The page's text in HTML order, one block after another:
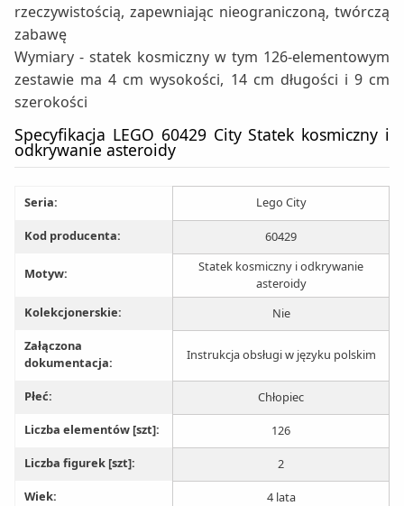
rzeczywistością, zapewniając nieograniczoną, twórczą
zabawę
Wymiary - statek kosmiczny w tym 126-elementowym
zestawie ma 4 cm wysokości, 14 cm długości i 9 cm
szerokości
Specyfikacja LEGO 60429 City Statek kosmiczny i
odkrywanie asteroidy
Seria: Lego City
Kod producenta: 60429
Motyw:
Statek kosmiczny i odkrywanie
asteroidy
Kolekcjonerskie:
Nie
Załączona
dokumentacja:
Instrukcja obsługi w języku polskim
Płeć:
Chłopiec
Liczba elementów [szt]:
126
Liczba figurek [szt]:
2
Wiek:
4 lata